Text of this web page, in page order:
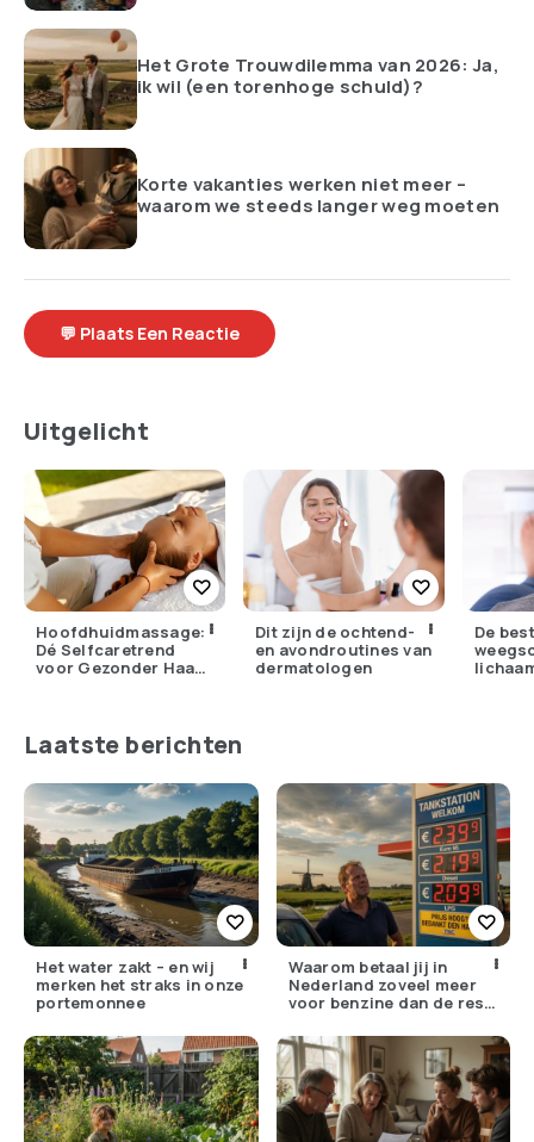
Het Grote Trouwdilemma van 2026: Ja,
ik wil (een torenhoge schuld)?
Korte vakanties werken niet meer –
waarom we steeds langer weg moeten
💬 Plaats Een Reactie
Uitgelicht
Hoofdhuidmassage:
Dé Selfcaretrend
voor Gezonder Haar
Dit zijn de ochtend-
en avondroutines van
dermatologen
De
Laatste berichten
Het water zakt – en wij
merken het straks in onze
portemonnee
Waarom betaal jij in
Nederland zoveel meer
voor benzine dan de rest